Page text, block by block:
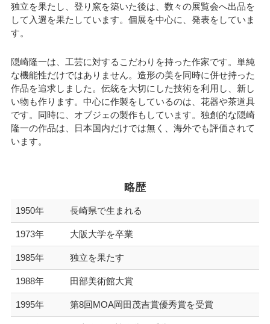
独立を果たし、登り窯を築いた後は、数々の展覧会へ出品を
して入選を果たしています。個展を中心に、発表をしていま
す。
隠崎隆一は、工芸に対するこだわりを持った作家です。単純
な機能性だけではありません。造形の美を同時に併せ持った
作品を追求しました。伝統を大切にした技術を利用し、新し
い物も作ります。中心に作製をしているのは、花器や茶道具
です。同時に、オブジェの製作もしています。独創的な隠崎
隆一の作品は、日本国内だけでは無く、海外でも評価されて
います。
略歴
1950年 長崎県で生まれる
1973年 大阪大学を卒業
1985年 独立を果たす
1988年 田部美術館大賞
1995年 第8回MOA岡田茂吉賞優秀賞を受賞